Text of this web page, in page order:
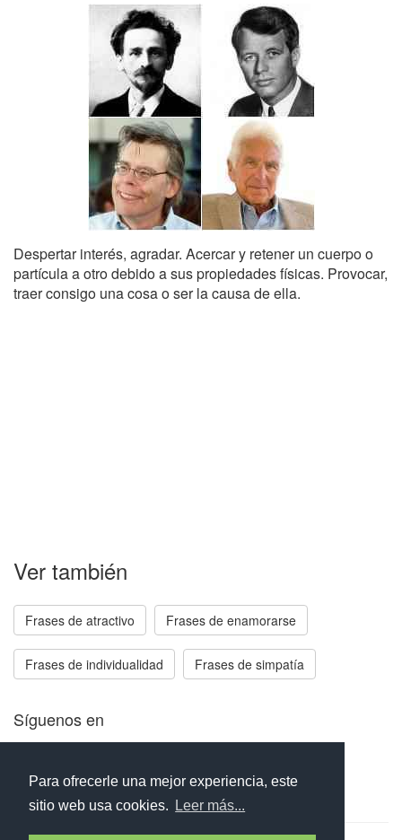
Para ofrecerle una mejor experiencia, este
sitio web usa cookies.
Leer más...
Despertar interés, agradar. Acercar y retener un cuerpo o
partícula a otro debido a sus propiedades físicas. Provocar,
traer consigo una cosa o ser la causa de ella.
Ver también
Frases de atractivo Frases de enamorarse
Frases de individualidad Frases de simpatía
Síguenos en